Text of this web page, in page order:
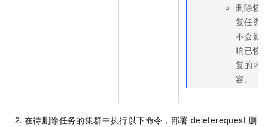
删除恢
复任务
不会影
响已恢
复的内
容。
在待删除任务的集群中执行以下命令，部署 deleterequest 删